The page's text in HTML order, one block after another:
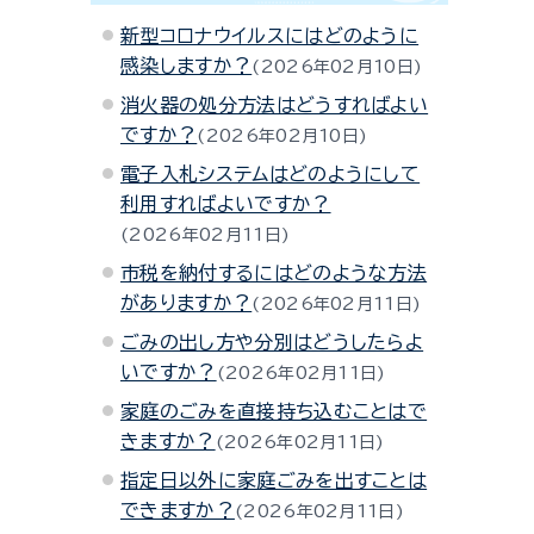
新型コロナウイルスにはどのように
感染しますか？
2026年02月10日
消火器の処分方法はどうすればよい
ですか？
2026年02月10日
電子入札システムはどのようにして
利用すればよいですか？
2026年02月11日
市税を納付するにはどのような方法
がありますか？
2026年02月11日
ごみの出し方や分別はどうしたらよ
いですか？
2026年02月11日
家庭のごみを直接持ち込むことはで
きますか？
2026年02月11日
指定日以外に家庭ごみを出すことは
できますか？
2026年02月11日